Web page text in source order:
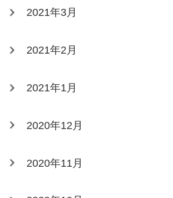
2021年3月
2021年2月
2021年1月
2020年12月
2020年11月